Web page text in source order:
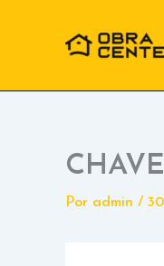
Por admin /